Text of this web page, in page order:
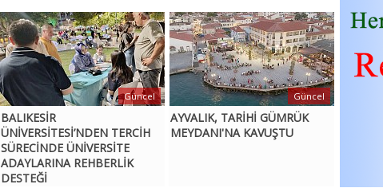
BALIKESİR
ÜNİVERSİTESİ’NDEN TERCİH
SÜRECİNDE ÜNİVERSİTE
ADAYLARINA REHBERLİK
DESTEĞİ
Güncel
AYVALIK, TARİHİ GÜMRÜK
MEYDANI'NA KAVUŞTU
Güncel